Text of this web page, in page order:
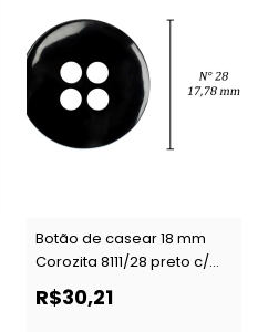
Botão de casear 18 mm
Corozita 8111/28 preto c/
144 un
R$30,21